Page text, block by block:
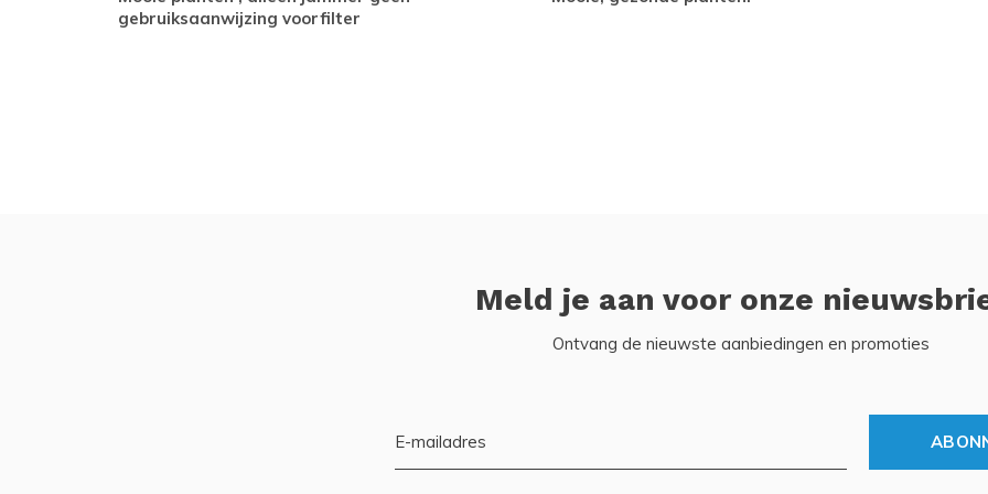
gebruiksaanwijzing voorfilter
Meld je aan voor onze
Ontvang de nieuwste aanbiedingen en promoties